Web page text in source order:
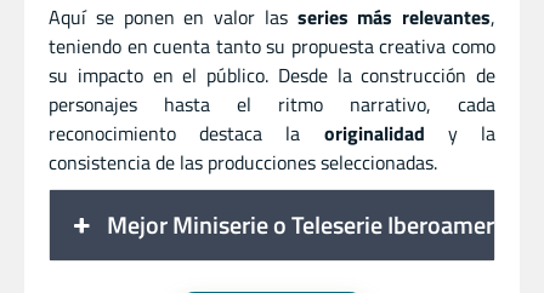
Aquí se ponen en valor las series más relevantes,
teniendo en cuenta tanto su propuesta creativa como
su impacto en el público. Desde la construcción de
personajes hasta el ritmo narrativo, cada
reconocimiento destaca la originalidad y la
consistencia de las producciones seleccionadas.
Mejor Miniserie o Teleserie